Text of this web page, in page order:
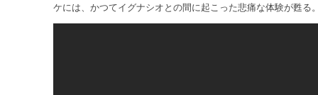
ケには、かつてイグナシオとの間に起こった悲痛な体験が甦る